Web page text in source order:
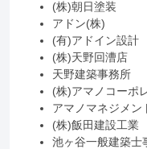
(株)朝日塗装
アドン(株)
(有)アドイン設計
(株)天野回漕店
天野建築事務所
(株)アマノコーポ
アマノマネジメン
(株)飯田建設工業
池ヶ谷一般建築士